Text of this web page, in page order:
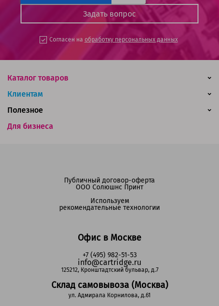
Согласен на обработку персональных данных
Каталог товаров
Клиентам
Для бизнеса
Полезное
Офис в Москве
+7 (495) 982-51-53
info@cartridge.ru
125212, Кронштадтский бульвар, д.7
Склад самовывоза (Москва)
ул. Адмирала Корнилова, д.61
Публичный договор-оферта
ООО Солюшнс Принт
Используем
рекомендательные технологии